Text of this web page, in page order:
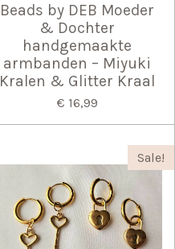
Beads by DEB Moeder
& Dochter
handgemaakte
armbanden – Miyuki
Kralen & Glitter Kraal
€ 16,99
Sale!